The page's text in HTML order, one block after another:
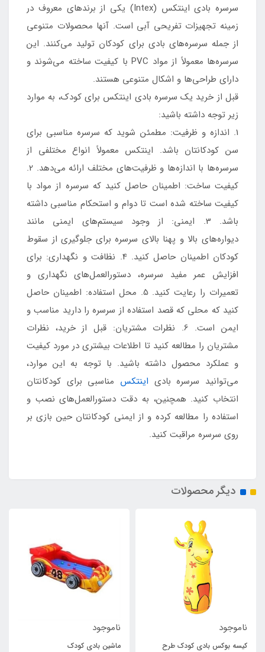
سرسره بادی اینتکس (Intex) یکی از برندهای معروف در
زمینه تجهیزات تفریحی آبی است. آنها محصولات متنوعی
از جمله سرسره‌های بادی برای کودکان تولید می‌کنند. این
سرسره‌ها معمولاً از مواد PVC با کیفیت ساخته می‌شوند و
دارای طراحی‌ها و اشکال متنوعی هستند.
قبل از خرید یک سرسره بادی اینتکس برای کودک، به موارد
زیر توجه داشته باشید:
1. اندازه و ظرفیت: مطمئن شوید که سرسره مناسبی برای
سن کودکانتان باشد. اینتکس معمولاً انواع مختلفی از
سرسره‌ها با اندازه‌ها و ظرفیت‌های مختلف ارائه می‌دهد. 2.
کیفیت ساخت: اطمینان حاصل کنید که سرسره از مواد با
کیفیت ساخته شده است تا دوام و استحکام مناسبی داشته
باشد. 3. ایمنی: از وجود سیستم‌های ایمنی مانند
دیواره‌های بالا و پهنا بالای سرسره برای جلوگیری از سقوط
کودکان اطمینان حاصل کنید. 4. نظافت و نگهداری: برای
افزایش عمر مفید سرسره، دستورالعمل‌های نگهداری و
تعمیرات را رعایت کنید. 5. محل استفاده: اطمینان حاصل
کنید که محلی که قصد استفاده از سرسره را دارید مناسب و
ایمن است. 6. نظرات مشتریان: قبل از خرید، نظرات
مشتریان را مطالعه کنید تا اطلاعات بیشتری در مورد کیفیت
و عملکرد محصول داشته باشید. با توجه به این موارد،
می‌توانید سرسره بادی اینتکس مناسبی برای کودکانتان
انتخاب کنید. همچنین، به دقت دستورالعمل‌های نصب و
استفاده را مطالعه کرده و از ایمنی کودکانتان حین بازی بر
روی سرسره مراقبت کنید.
دیگر محصولات
ناموجود
کیسه بوکس بادی کودک طرح
ناموجود
ماشین بادی کودک